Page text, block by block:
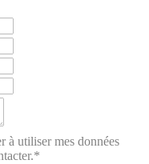
à utiliser mes données